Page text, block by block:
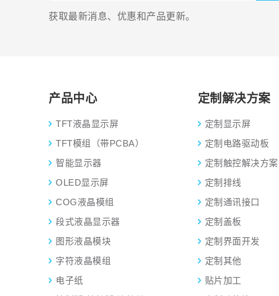
获取最新消息、优惠和产品更新。
产品中心
TFT液晶显示屏
TFT模组（带PCBA）
智能显示器
OLED显示屏
COG液晶模组
段式液晶显示器
图形液晶模块
字符液晶模组
电子纸
定制解决方案
定制显示屏
定制电路驱动板
定制触控解决方案
定制排线
定制通讯接口
定制盖板
定制界面开发
定制其他
贴片加工